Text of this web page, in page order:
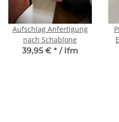
Aufschlag Anfertigung
nach Schablone
39,95 € */ lfm